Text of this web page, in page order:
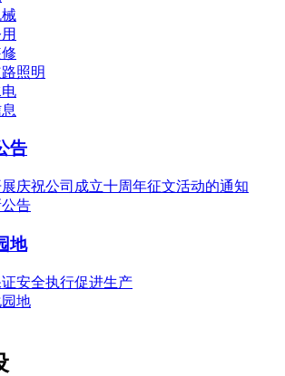
照明
告
庆祝公司成立十周年征文活动的通知
地
安全执行促进生产